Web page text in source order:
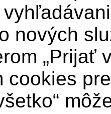
nových
„Prijať
cookies